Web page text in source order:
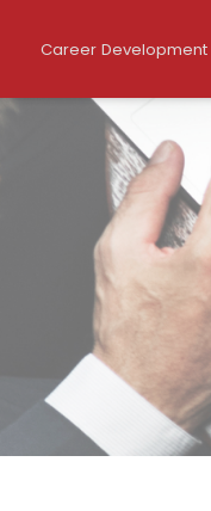
Career Development